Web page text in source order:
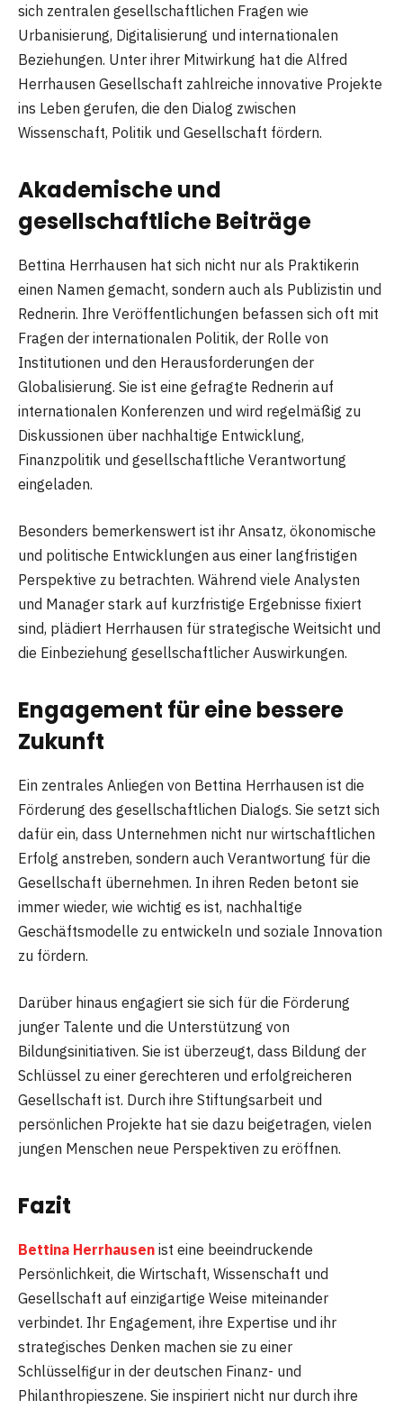
sich zentralen gesellschaftlichen Fragen wie
Urbanisierung, Digitalisierung und internationalen
Beziehungen. Unter ihrer Mitwirkung hat die Alfred
Herrhausen Gesellschaft zahlreiche innovative Projekte
ins Leben gerufen, die den Dialog zwischen
Wissenschaft, Politik und Gesellschaft fördern.
Akademische und
gesellschaftliche Beiträge
Bettina Herrhausen hat sich nicht nur als Praktikerin
einen Namen gemacht, sondern auch als Publizistin und
Rednerin. Ihre Veröffentlichungen befassen sich oft mit
Fragen der internationalen Politik, der Rolle von
Institutionen und den Herausforderungen der
Globalisierung. Sie ist eine gefragte Rednerin auf
internationalen Konferenzen und wird regelmäßig zu
Diskussionen über nachhaltige Entwicklung,
Finanzpolitik und gesellschaftliche Verantwortung
eingeladen.
Besonders bemerkenswert ist ihr Ansatz, ökonomische
und politische Entwicklungen aus einer langfristigen
Perspektive zu betrachten. Während viele Analysten
und Manager stark auf kurzfristige Ergebnisse fixiert
sind, plädiert Herrhausen für strategische Weitsicht und
die Einbeziehung gesellschaftlicher Auswirkungen.
Engagement für eine bessere
Zukunft
Ein zentrales Anliegen von Bettina Herrhausen ist die
Förderung des gesellschaftlichen Dialogs. Sie setzt sich
dafür ein, dass Unternehmen nicht nur wirtschaftlichen
Erfolg anstreben, sondern auch Verantwortung für die
Gesellschaft übernehmen. In ihren Reden betont sie
immer wieder, wie wichtig es ist, nachhaltige
Geschäftsmodelle zu entwickeln und soziale Innovation
zu fördern.
Darüber hinaus engagiert sie sich für die Förderung
junger Talente und die Unterstützung von
Bildungsinitiativen. Sie ist überzeugt, dass Bildung der
Schlüssel zu einer gerechteren und erfolgreicheren
Gesellschaft ist. Durch ihre Stiftungsarbeit und
persönlichen Projekte hat sie dazu beigetragen, vielen
jungen Menschen neue Perspektiven zu eröffnen.
Fazit
Bettina Herrhausen ist eine beeindruckende
Persönlichkeit, die Wirtschaft, Wissenschaft und
Gesellschaft auf einzigartige Weise miteinander
verbindet. Ihr Engagement, ihre Expertise und ihr
strategisches Denken machen sie zu einer
Schlüsselfigur in der deutschen Finanz- und
Philanthropieszene. Sie inspiriert nicht nur durch ihre